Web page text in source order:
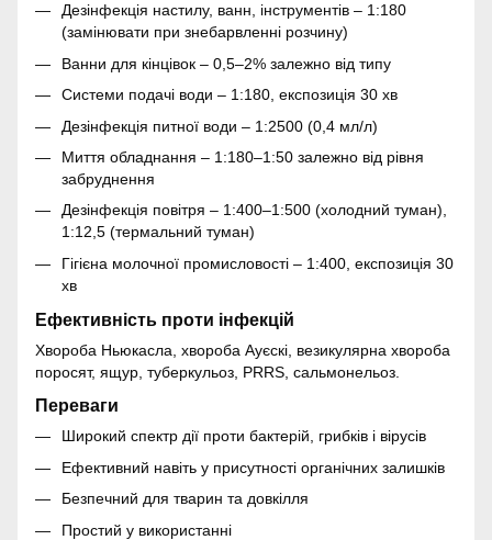
Дезінфекція настилу, ванн, інструментів – 1:180
(замінювати при знебарвленні розчину)
Ванни для кінцівок – 0,5–2% залежно від типу
Системи подачі води – 1:180, експозиція 30 хв
Дезінфекція питної води – 1:2500 (0,4 мл/л)
Миття обладнання – 1:180–1:50 залежно від рівня
забруднення
Дезінфекція повітря – 1:400–1:500 (холодний туман),
1:12,5 (термальний туман)
Гігієна молочної промисловості – 1:400, експозиція 30
хв
Ефективність проти інфекцій
Хвороба Ньюкасла, хвороба Ауєскі, везикулярна хвороба
поросят, ящур, туберкульоз, PRRS, сальмонельоз.
Переваги
Широкий спектр дії проти бактерій, грибків і вірусів
Ефективний навіть у присутності органічних залишків
Безпечний для тварин та довкілля
Простий у використанні